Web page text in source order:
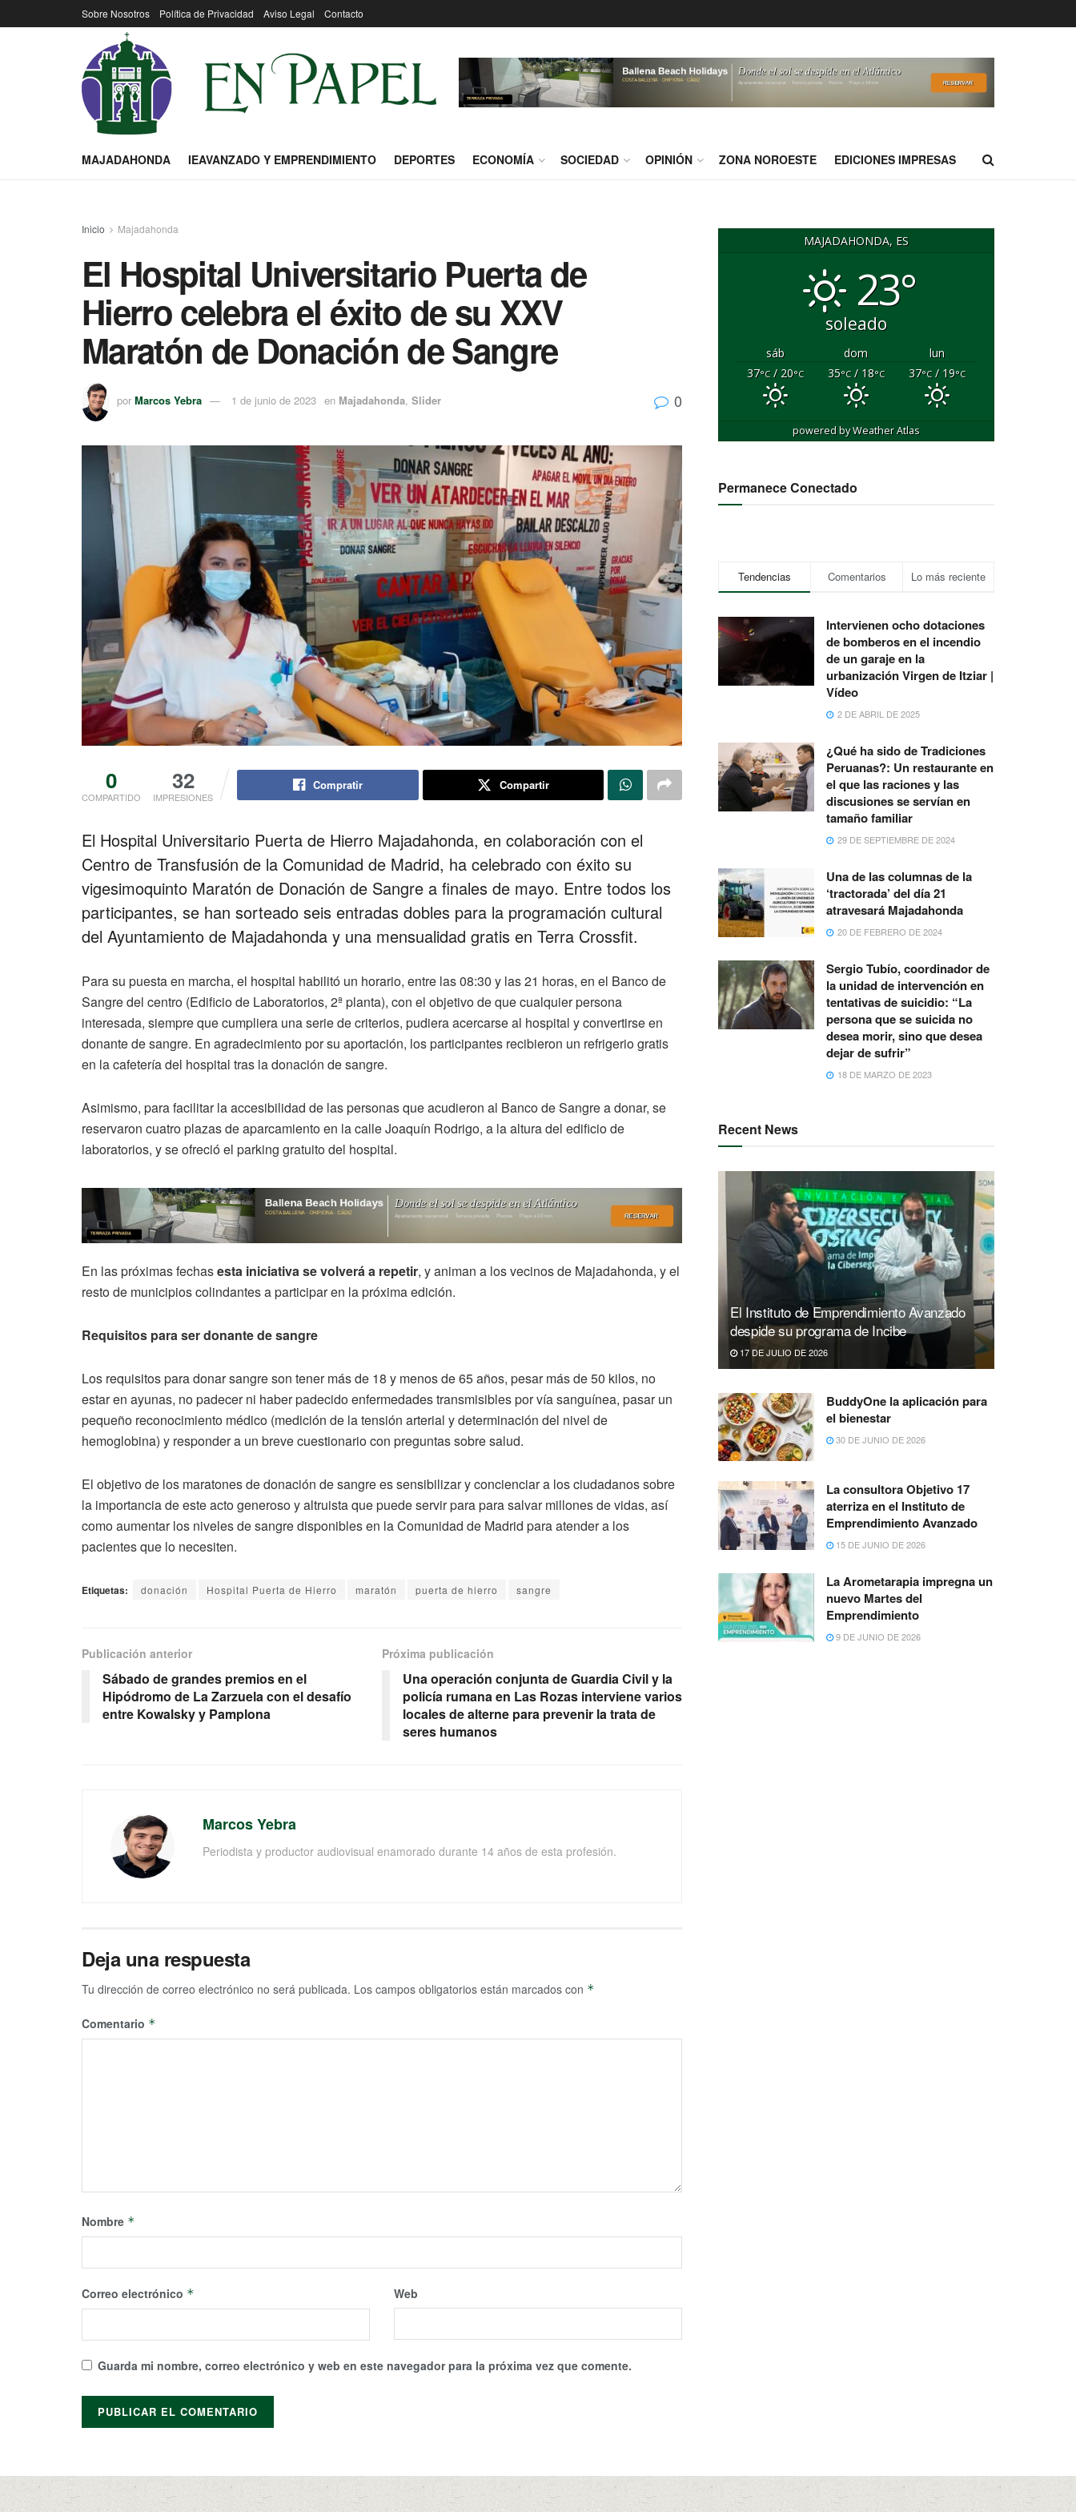
Sobre Nosotros Política de Privacidad Aviso Legal Contacto
MAJADAHONDA IEAVANZADO Y EMPRENDIMIENTO DEPORTES ECONOMÍA SOCIEDAD OPINIÓN ZONA NOROESTE EDICIONES IMPRESAS
Inicio Majadahonda
El Hospital Universitario Puerta de
Hierro celebra el éxito de su XXV
Maratón de Donación de Sangre
por Marcos Yebra 1 de junio de 2023 en Majadahonda, Slider 0
0
COMPARTIDO
32
IMPRESIONES
Compratir Compartir
El Hospital Universitario Puerta de Hierro Majadahonda, en colaboración con el
Centro de Transfusión de la Comunidad de Madrid, ha celebrado con éxito su
vigesimoquinto Maratón de Donación de Sangre a finales de mayo. Entre todos los
participantes, se han sorteado seis entradas dobles para la programación cultural
del Ayuntamiento de Majadahonda y una mensualidad gratis en Terra Crossfit.
Para su puesta en marcha, el hospital habilitó un horario, entre las 08:30 y las 21 horas, en el Banco de
Sangre del centro (Edificio de Laboratorios, 2ª planta), con el objetivo de que cualquier persona
interesada, siempre que cumpliera una serie de criterios, pudiera acercarse al hospital y convertirse en
donante de sangre. En agradecimiento por su aportación, los participantes recibieron un refrigerio gratis
en la cafetería del hospital tras la donación de sangre.
Asimismo, para facilitar la accesibilidad de las personas que acudieron al Banco de Sangre a donar, se
reservaron cuatro plazas de aparcamiento en la calle Joaquín Rodrigo, a la altura del edificio de
laboratorios, y se ofreció el parking gratuito del hospital.
En las próximas fechasesta iniciativa se volverá a repetir, y animan a los vecinos de Majadahonda, y el
resto de municipios colindantes a participar en la próxima edición.
Requisitos para ser donante de sangre
Los requisitos para donar sangre son tener más de 18 y menos de 65 años, pesar más de 50 kilos, no
estar en ayunas, no padecer ni haber padecido enfermedades transmisibles por vía sanguínea, pasar un
pequeño reconocimiento médico (medición de la tensión arterial y determinación del nivel de
hemoglobina) y responder a un breve cuestionario con preguntas sobre salud.
El objetivo de los maratones de donación de sangre es sensibilizar y concienciar a los ciudadanos sobre
la importancia de este acto generoso y altruista que puede servir para para salvar millones de vidas, así
como aumentar los niveles de sangre disponibles en la Comunidad de Madrid para atender a los
pacientes que lo necesiten.
Etiquetas: donación Hospital Puerta de Hierro maratón puerta de hierro sangre
Publicación anterior
Sábado de grandes premios en el
Hipódromo de La Zarzuela con el desafío
entre Kowalsky y Pamplona
Próxima publicación
Una operación conjunta de Guardia Civil y la
policía rumana en Las Rozas interviene varios
locales de alterne para prevenir la trata de
seres humanos
Marcos Yebra
Periodista y productor audiovisual enamorado durante 14 años de esta profesión.
Deja una respuesta
Tu dirección de correo electrónico no será publicada. Los campos obligatorios están marcados con *
Comentario *
Nombre *
Correo electrónico * Web
Guarda mi nombre, correo electrónico y web en este navegador para la próxima vez que comente.
MAJADAHONDA, ES
23°
soleado
sáb dom
lun
37°C/ 20°C 35°C/ 18°C 37°C/ 19°C
powered byWeather Atlas
Permanece Conectado
Tendencias Comentarios Lo más reciente
Intervienen ocho dotaciones
de bomberos en el incendio
de un garaje en la
urbanización Virgen de Itziar |
Vídeo
2 DE ABRIL DE 2025
¿Qué ha sido de Tradiciones
Peruanas?: Un restaurante en
el que las raciones y las
discusiones se servían en
tamaño familiar
29 DE SEPTIEMBRE DE 2024
Una de las columnas de la
‘tractorada’ del día 21
atravesará Majadahonda
20 DE FEBRERO DE 2024
Sergio Tubío, coordinador de
la unidad de intervención en
tentativas de suicidio: “La
persona que se suicida no
desea morir, sino que desea
dejar de sufrir”
18 DE MARZO DE 2023
Recent News
El Instituto de Emprendimiento Avanzado
despide su programa de Incibe
17 DE JULIO DE 2026
BuddyOne la aplicación para
el bienestar
30 DE JUNIO DE 2026
La consultora Objetivo 17
aterriza en el Instituto de
Emprendimiento Avanzado
15 DE JUNIO DE 2026
La Arometarapia impregna un
nuevo Martes del
Emprendimiento
9 DE JUNIO DE 2026